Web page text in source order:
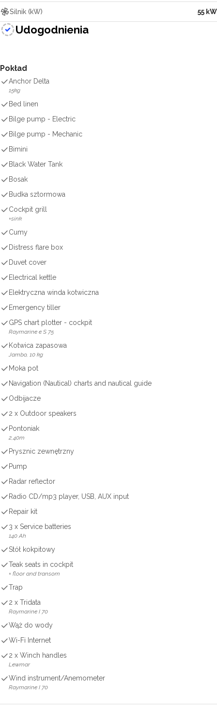
Silnik (kW) 55 kW
Udogodnienia
Pokład
Anchor Delta
15kg
Bed linen
Bilge pump - Electric
Bilge pump - Mechanic
Bimini
Black Water Tank
Bosak
Budka sztormowa
Cockpit grill
+sink
Cumy
Distress flare box
Duvet cover
Electrical kettle
Elektryczna winda kotwiczna
Emergency tiller
GPS chart plotter - cockpit
Raymarine e S 75
Kotwica zapasowa
Jambo, 10 kg
Moka pot
Navigation (Nautical) charts and nautical guide
Odbijacze
2 x Outdoor speakers
Pontoniak
2,40m
Prysznic zewnętrzny
Pump
Radar reflector
Radio CD/mp3 player, USB, AUX input
Repair kit
3 x Service batteries
140 Ah
Stół kokpitowy
Teak seats in cockpit
+ floor and transom
Trap
2 x Tridata
Raymarine I 70
Wąż do wody
Wi-Fi Internet
2 x Winch handles
Lewmar
Wind instrument/Anemometer
Raymarine I 70